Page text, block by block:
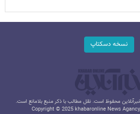
نسخه دسکتاپ
محفوظ است. نقل مطالب با ذکر منبع بلامانع است.
Copyright © 2025 khabaronline News